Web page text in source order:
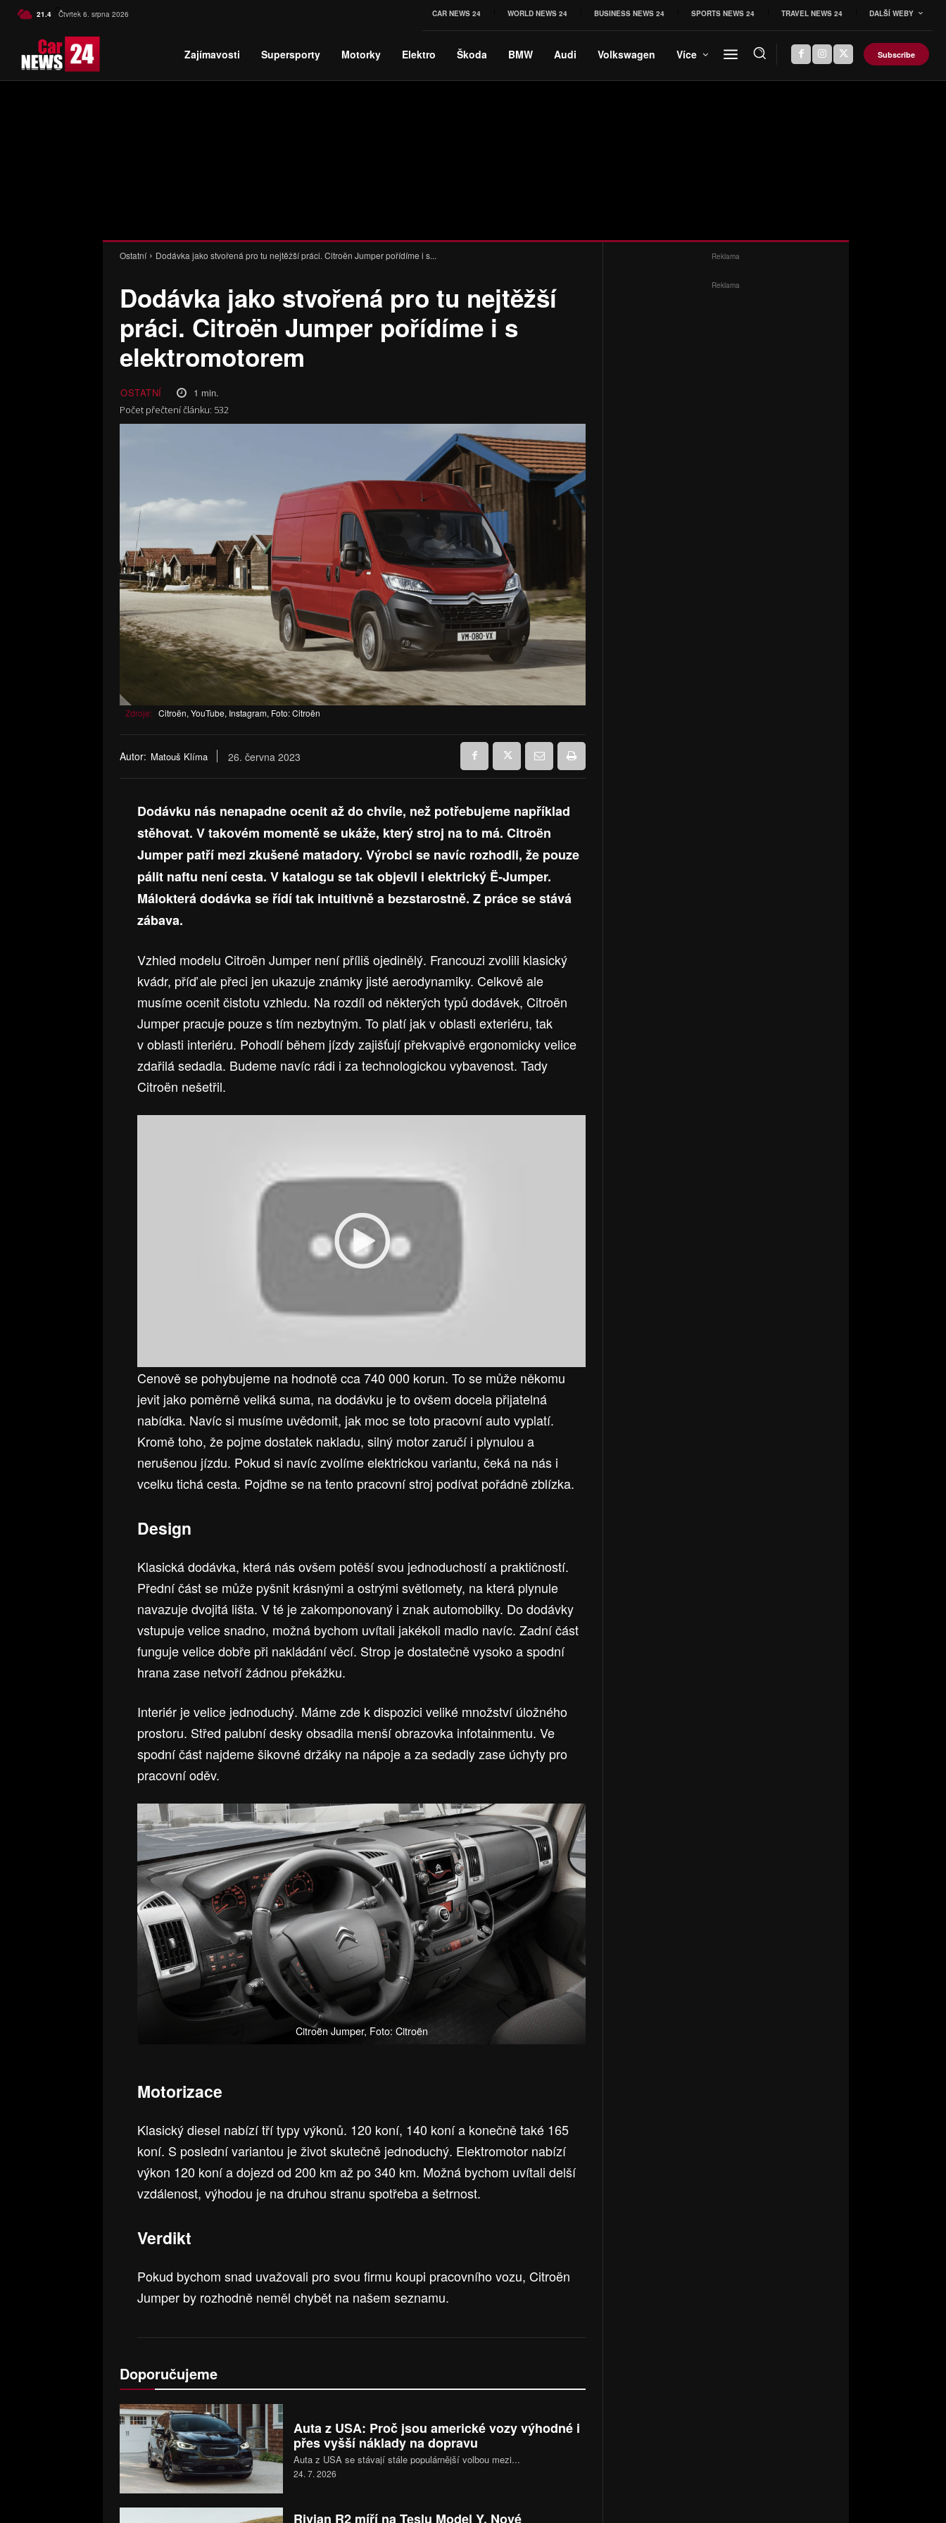
21.4 C Czech
Čtvrtek 6. srpna 2026 CAR NEWS 24 WORLD NEWS 24 BUSINESS NEWS 24 SPORTS NEWS 24 TRAVEL NEWS 24 DALŠÍ WEBY
Zajímavosti Supersporty Motorky Elektro Škoda BMW Audi Volkswagen Více Subscribe
Ostatní Dodávka jako stvořená pro tu nejtěžší práci. Citroën Jumper pořídíme i s...
Dodávka jako stvořená pro tu nejtěžší
práci. Citroën Jumper pořídíme i s
elektromotorem
OSTATNÍ 1 min.
Počet přečtení článku: 532
Zdroje: Citroën, YouTube, Instagram, Foto: Citroën
Autor: Matouš Klíma 26. června 2023
Dodávku nás nenapadne ocenit až do chvíle, než potřebujeme například
stěhovat. V takovém momentě se ukáže, který stroj na to má. Citroën
Jumper patří mezi zkušené matadory. Výrobci se navíc rozhodli, že pouze
pálit naftu není cesta. V katalogu se tak objevil i elektrický Ë-Jumper.
Málokterá dodávka se řídí tak intuitivně a bezstarostně. Z práce se stává
zábava.
Vzhled modelu Citroën Jumper není příliš ojedinělý. Francouzi zvolili klasický
kvádr, příď ale přeci jen ukazuje známky jisté aerodynamiky. Celkově ale
musíme ocenit čistotu vzhledu. Na rozdíl od některých typů dodávek, Citroën
Jumper pracuje pouze s tím nezbytným. To platí jak v oblasti exteriéru, tak
v oblasti interiéru. Pohodlí během jízdy zajišťují překvapivě ergonomicky velice
zdařilá sedadla. Budeme navíc rádi i za technologickou vybavenost. Tady
Citroën nešetřil.
Cenově se pohybujeme na hodnotě cca 740 000 korun. To se může někomu
jevit jako poměrně veliká suma, na dodávku je to ovšem docela přijatelná
nabídka. Navíc si musíme uvědomit, jak moc se toto pracovní auto vyplatí.
Kromě toho, že pojme dostatek nakladu, silný motor zaručí i plynulou a
nerušenou jízdu. Pokud si navíc zvolíme elektrickou variantu, čeká na nás i
vcelku tichá cesta. Pojďme se na tento pracovní stroj podívat pořádně zblízka.
Design
Klasická dodávka, která nás ovšem potěší svou jednoduchostí a praktičností.
Přední část se může pyšnit krásnými a ostrými světlomety, na která plynule
navazuje dvojitá lišta. V té je zakomponovaný i znak automobilky. Do dodávky
vstupuje velice snadno, možná bychom uvítali jakékoli madlo navíc. Zadní část
funguje velice dobře při nakládání věcí. Strop je dostatečně vysoko a spodní
hrana zase netvoří žádnou překážku.
Interiér je velice jednoduchý. Máme zde k dispozici veliké množství úložného
prostoru. Střed palubní desky obsadila menší obrazovka infotainmentu. Ve
spodní část najdeme šikovné držáky na nápoje a za sedadly zase úchyty pro
pracovní oděv.
Citroën Jumper, Foto: Citroën
Motorizace
Klasický diesel nabízí tří typy výkonů. 120 koní, 140 koní a konečně také 165
koní. S poslední variantou je život skutečně jednoduchý. Elektromotor nabízí
výkon 120 koní a dojezd od 200 km až po 340 km. Možná bychom uvítali delší
vzdálenost, výhodou je na druhou stranu spotřeba a šetrnost.
Verdikt
Pokud bychom snad uvažovali pro svou firmu koupi pracovního vozu, Citroën
Jumper by rozhodně neměl chybět na našem seznamu.
Doporučujeme
Auta z USA: Proč jsou americké vozy výhodné i
přes vyšší náklady na dopravu
Auta z USA se stávají stále populárnější volbou mezi...
24. 7. 2026
Rivian R2 míří na Teslu Model Y. Nové
Reklama
Reklama